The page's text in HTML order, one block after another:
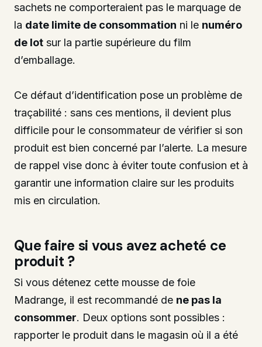
sachets ne comporteraient pas le marquage de
la date limite de consommation ni le numéro
de lot sur la partie supérieure du film
d’emballage.
Ce défaut d’identification pose un problème de
traçabilité : sans ces mentions, il devient plus
difficile pour le consommateur de vérifier si son
produit est bien concerné par l’alerte. La mesure
de rappel vise donc à éviter toute confusion et à
garantir une information claire sur les produits
mis en circulation.
Que faire si vous avez acheté ce
produit ?
Si vous détenez cette mousse de foie
Madrange, il est recommandé de ne pas la
consommer. Deux options sont possibles :
rapporter le produit dans le magasin où il a été